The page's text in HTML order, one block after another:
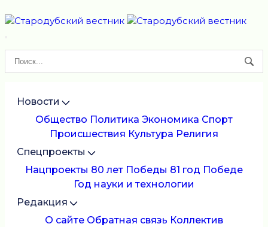
Новости
Общество Политика Экономика Спорт
Происшествия Культура Религия
Спецпроекты
Нацпроекты 80 лет Победы 81 год Победе
Год науки и технологии
Редакция
О сайте Обратная связь Коллектив